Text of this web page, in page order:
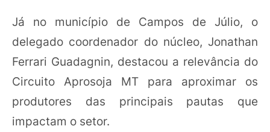
Já no município de Campos de Júlio, o
delegado coordenador do núcleo, Jonathan
Ferrari Guadagnin, destacou a relevância do
Circuito Aprosoja MT para aproximar os
produtores das principais pautas que
impactam o setor.